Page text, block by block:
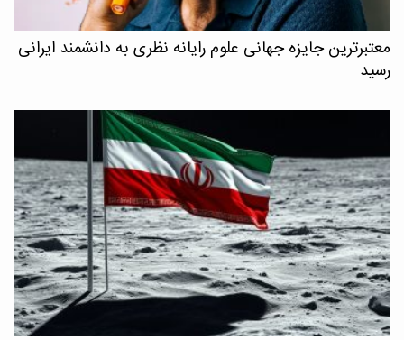
معتبرترین جایزه جهانی علوم رایانه نظری به دانشمند ایرانی
رسید